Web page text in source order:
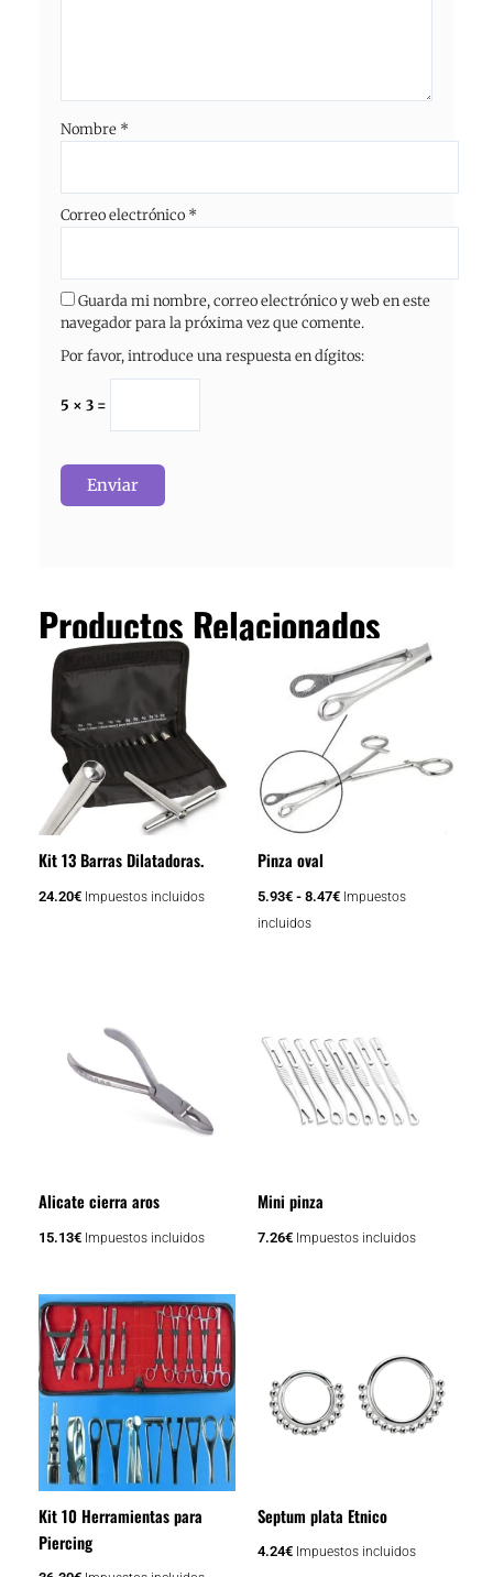
Nombre *
Correo electrónico *
Guarda mi nombre, correo electrónico y web en este
navegador para la próxima vez que comente.
Por favor, introduce una respuesta en dígitos:
5 × 3 =
Productos Relacionados
Kit 13 Barras Dilatadoras.
24.20€ Impuestos incluidos
Pinza oval
5.93€ - 8.47€
de
precios:
desde
5.93€
hasta
8.47€
Impuestos
incluidos
producto
tiene
múltiples
variantes.
Las
opciones
se
pueden
elegir
Alicate cierra aros
15.13€ Impuestos incluidos
Mini pinza
7.26€ Impuestos incluidos
Las
producto
Kit 10 Herramientas para
Piercing
Septum plata Etnico
4.24€ Impuestos incluidos